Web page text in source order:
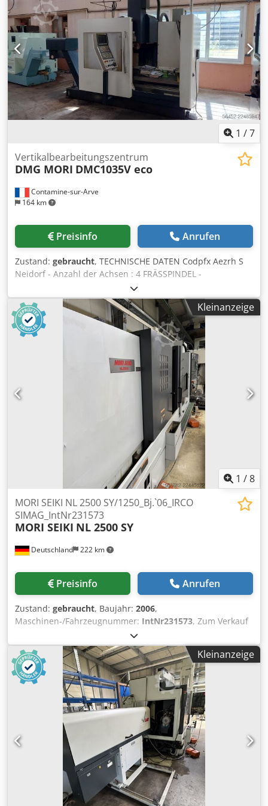
1 /7
Contamine-sur-Arve
164 km
Vertikalbearbeitungszentrum
DMG MORI DMC1035V eco
Preisinfo Anrufen
Zustand: gebraucht, TECHNISCHE DATEN Codpfx Aezrh S
Neidorf - Anzahl der Achsen : 4 FRÄSSPINDEL -
Werkzeugaufnahme : ISO40 - Spindelantriebleistung : 13
[kW] - Spindeldrehzahl : 8000 [Upm] LINEAR ACHSEN -
Verfahrweg X/Y/Z-Achsen : 1035/560/510 [mm]
WERKZEUGWECHSLER - Werkzeugwechsler Typ : Bras
chargeur - Anzahl der Werkzeuge im Magazin : 20 TISCH -
Tisch Größe : 1200x560 [mm] - Max. Tisch Beladung : 1000
[kg] ELEKTRISCHE VERSORGUNG - Versorgungsspannung :
400 [V] - Gesamtantrieb : 17 [kVA] GEWICHT UND
ABMESSUNGEN - Platzbedarf : 2850x3250 [mm] -
Maschinenhöhe : 2700 [mm] - Maschinengewicht : 4300
[kg] MASCHINENSTUNDEN - Stunden unter Strom : 31240
[bst.] - Betriebsstunden : 3770 [bst.] ZUBEHÖR - Steuerung
: FANUC 0i-MC - Teilapparat Typ : Par fonction M *
Hersteller : NIKKEN - Kühlmitteltank - Späneförderer -
Elektrischen Transformator
Kleinanzeige
1 /8
Deutschland 222 km
MORI SEIKI NL 2500 SY/1250_Bj.`06_IRCO
SIMAG_IntNr231573
MORI SEIKI NL 2500 SY
Preisinfo Anrufen
Zustand: gebraucht, Baujahr: 2006,
Maschinen-/Fahrzeugnummer: IntNr231573, Zum Verkauf
steht eine gebrauchte MORI SEIKI NL 2500/1250 CNC-
Drehmaschine, Baujahr 2006, ausgestattet mit MORI SEIKI
MSX 850III / MAPPS III Steuerung sowie einem IRCO SIMAG
Lademagazin für die automatische Stangenzuführung.
Technische Daten Steuerung: MORI SEIKI MSX 850III /
MAPPS III Herkunft: Japan Bauart: Schrägbett-CNC-
Drehmaschine Spitzenweite: 1.250 mm Max. Drehlänge:
1.298 mm Max. Drehdurchmesser: 356 mm Csdpfjzp Ig Ijx
Aidjrf Standard-Drehdurchmesser: 275 mm
Umlaufdurchmesser über Bett: 923 mm X-Achse: 260 mm
Z-Achse: 1.345 mm Spindeldrehzahl: bis 4.000 U/min
Spindelbohrung: ca. 80 mm Revolver: 12-fach Anzahl
Revolver: 1 Späneförderer Angetriebene Werkzeuge C-
Achse Y-Achse Maschinengewicht: 7.600 kg Abmessungen
Kleinanzeige